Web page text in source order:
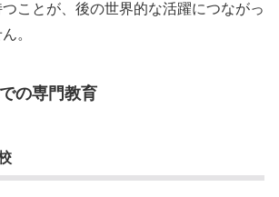
ことが、後の世界的な活躍につながっ
。
の専門教育